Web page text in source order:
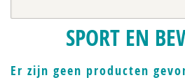
SPORT EN
Er zijn geen producten